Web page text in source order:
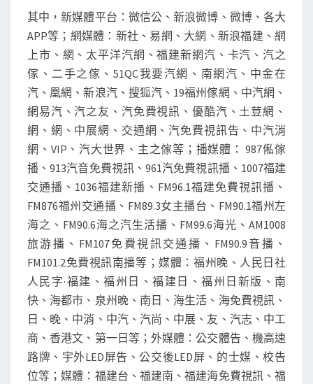
其中，新媒體平台：微信公、新浪微博、微博、各大
APP等；網媒體：新社、易網、大網、新浪福建、網
上市、網、太平洋汽網、福建新網汽、卡汽、汽之
傢、二手之傢、51QC我要汽網、南網汽、中金在
汽、凰網、新浪汽、搜狐汽、19福州傢網、中汽網、
網易汽、汽之友、汽免費視訊、優酷汽、土荳網、
網、網、中展網、交通網、汽免費視訊告、中汽消
網、VIP、汽大世界、主之傢等；播媒體： 987俬傢
播、913汽音免費視訊、961汽免費視訊播、1007福建
交通播、1036福建新播、FM96.1福建免費視訊播、
FM876福州交通播、FM89.3女主播台、FM90.1福州左
海之、FM90.6海之汽生活播、FM99.6海光、AM1008
旅游播、FM107免費視訊交通播、FM90.9音播、
FM101.2免費視訊南播等；媒體：福州晚、人民日社
人民字·福建、福州日、福建日、福州日新版、南
快、海都市、泉州晚、南日、海生活、海免費視訊、
日、晚、中消、中汽、汽尚、中展、友、汽志、中工
商、香港文、第一日等；外媒體：公交體告、機高速
路牌、宇外LED屏告、公交後LED屏、的士媒、校告
位等；媒體：福建台、福建南、福建海免費視訊、福